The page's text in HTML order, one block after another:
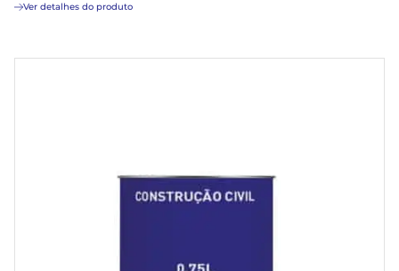
Ver detalhes do produto